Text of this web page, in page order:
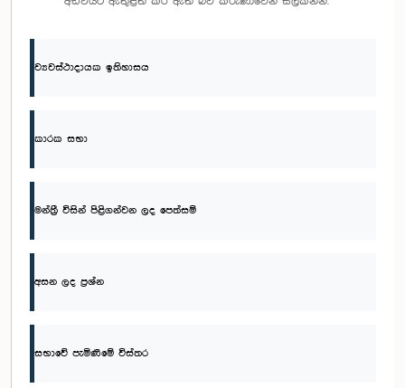
ව්‍යවස්ථාදායක ඉතිහාසය
කාරක සභා
මන්ත්‍රී විසින් පිළිගන්වන ලද පෙත්සම්
අසන ලද ප්‍රශ්න
සභාවේ පැමිණීමේ විස්තර